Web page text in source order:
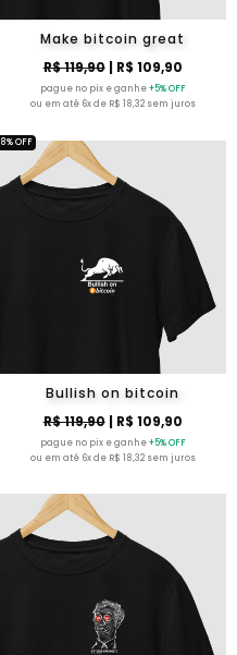
Make bitcoin great
R$ 119,90| R$ 109,90
pague no pix e ganhe+5% OFF
ou em até 6x de R$ 18,32 sem juros
Bullish on bitcoin
R$ 119,90| R$ 109,90
pague no pix e ganhe+5% OFF
ou em até 6x de R$ 18,32 sem juros
8% OFF